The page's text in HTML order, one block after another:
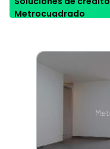
Metrocuadrado